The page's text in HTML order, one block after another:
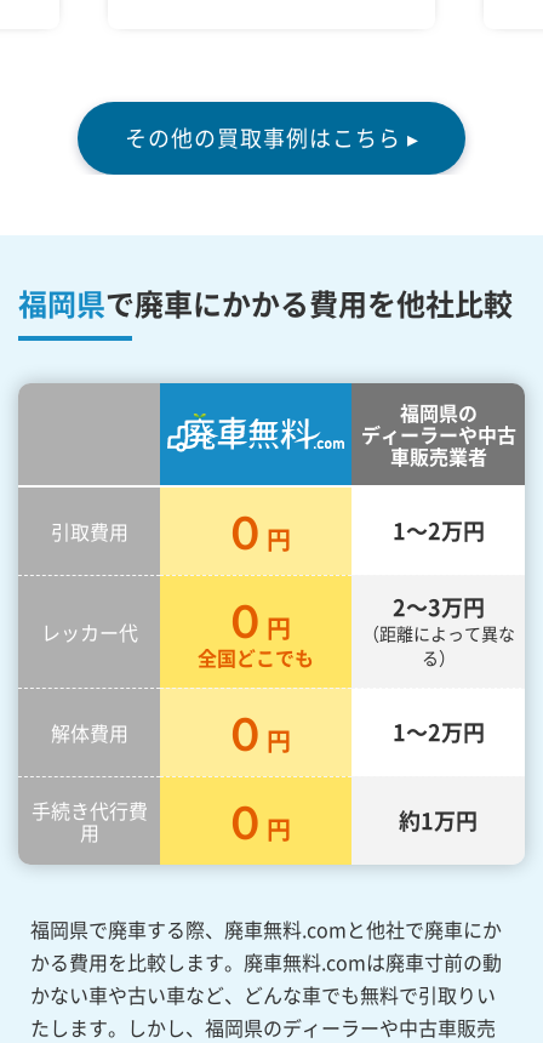
その他の買取事例はこちら ▸
福岡県で廃車にかかる費用を他社比較
福岡県の
ディーラーや中古
車販売業者
引取費用 ０ 円 1～2万円
レッカー代 ０ 円
全国どこでも
2～3万円
（距離によって異な
る）
解体費用 ０ 円 1～2万円
手続き代行費
用 ０ 円 約1万円
福岡県で廃車する際、廃車無料.comと他社で廃車にか
かる費用を比較します。廃車無料.comは廃車寸前の動
かない車や古い車など、どんな車でも無料で引取りい
たします。しかし、福岡県のディーラーや中古車販売